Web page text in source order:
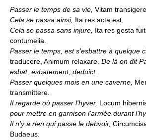
Passer le temps de sa vie, Vitam
Cela se passa ainsi, Ita res acta est.
Cela se passa sans injure, Ita res gesta
contumelia.
Passer le temps, est s'esbattre à quelque
traducere, Animum relaxare. De là on dit
esbat, esbatement, deduict.
Passer quelques mois en une caverne,
transmittere.
Il regarde où passer l'hyver, Locum
pour mettre en garnison l'armée durant
Il n'y a rien qui passe le debvoir,
Budaeus.